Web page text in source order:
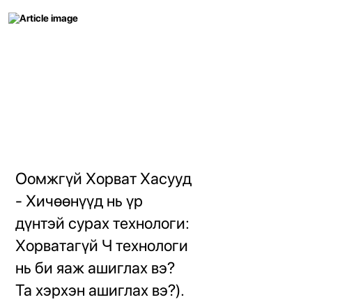
Оомжгүй Хорват Хасууд
- Хичөөнүүд нь үр
дүнтэй сурах технологи:
Хорватагүй Ч технологи
нь би яаж ашиглах вэ?
Та хэрхэн ашиглах вэ?).